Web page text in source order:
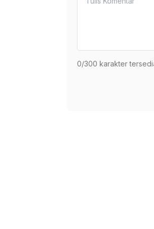
0/300 karakter